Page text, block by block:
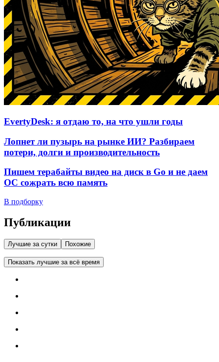
EvertyDesk: я отдаю то, на что ушли годы
Лопнет ли пузырь на рынке ИИ? Разбираем
потери, долги и производительность
Пишем терабайты видео на диск в Go и не даем
ОС сожрать всю память
В подборку
Публикации
Лучшие за сутки Похожие
Показать лучшие за всё время